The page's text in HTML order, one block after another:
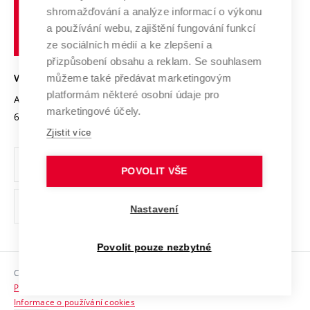
Transfer znalostí
Open Science
Projekty
Projekty ze strukturálních fondů
Specifický výzkum
Mezinárodní dohody
Univerzitní sítě
Udržitelná univerzita
Podnikavá univerzita / ContriBUTe
Bezpečná univerzita
Vyznamenání
Organizační struktura
Ochrana osobních údajů
odkaz)
Sociální bezpečí
HR Award
učení
technické
Brně
VYSOKÉ UČENÍ TECHNICKÉ V BRNĚ
Antonínská 548/1
602 00 Brno
www.vut.cz
vut@vutbr.cz
Copyright © 2026 VUT
Prohlášení o přístupnosti
Informace o používání cookies
shromažďování a analýze informací o výkonu
a používání webu, zajištění fungování funkcí
ze sociálních médií a ke zlepšení a
přizpůsobení obsahu a reklam. Se souhlasem
můžeme také předávat marketingovým
platformám některé osobní údaje pro
marketingové účely.
Zjistit více
POVOLIT VŠE
Nastavení
Povolit pouze nezbytné